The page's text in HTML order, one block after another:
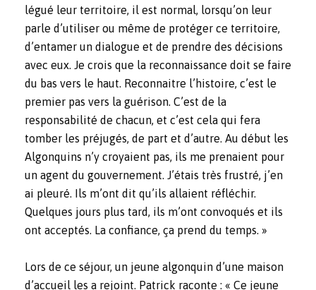
légué leur territoire, il est normal, lorsqu’on leur
parle d’utiliser ou même de protéger ce territoire,
d’entamer un dialogue et de prendre des décisions
avec eux. Je crois que la reconnaissance doit se faire
du bas vers le haut. Reconnaitre l’histoire, c’est le
premier pas vers la guérison. C’est de la
responsabilité de chacun, et c’est cela qui fera
tomber les préjugés, de part et d’autre. Au début les
Algonquins n’y croyaient pas, ils me prenaient pour
un agent du gouvernement. J’étais très frustré, j’en
ai pleuré. Ils m’ont dit qu’ils allaient réfléchir.
Quelques jours plus tard, ils m’ont convoqués et ils
ont acceptés. La confiance, ça prend du temps. »
Lors de ce séjour, un jeune algonquin d’une maison
d’accueil les a rejoint. Patrick raconte : « Ce jeune